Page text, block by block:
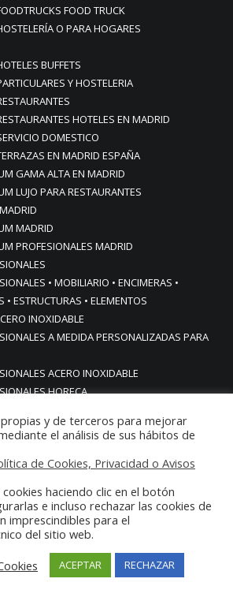
FOOD TRUCK
O PARA HOGARES
BUFFETS
Y HOSTELERIA
HOTELES EN MADRID
DOMESTICO
EN MADRID ESPAÑA
GAMA ALTA EN MADRID
LUJO PARA RESTAURANTES
MADRID
PROFESIONALES MADRID
• MOBILIARIO • ENCIMERAS •
• ESTRUCTURAS • ELEMENTOS
INOXIDABLE
A MEDIDA PERSONALIZADAS PARA
ACERO INOXIDABLE
HORECA
industriales monoblock a medida
industriales monoblock a medida
profesionales industriales
personalizadas
industriales para casas chalets
lujo madrid reformas cocinas
INDUSTRIALES PARA HOGARES
LUJO
y de terceros para mejorar
el análisis de sus hábitos de
de Cookies, Privacidad o Avisos
haciendo clic en el botón
e incluso rechazar las cookies de
imprescindibles para el
del sitio web.
ACEPTAR RECHAZAR